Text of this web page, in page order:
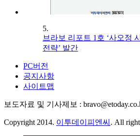
5.
브라보 리포트 1호 ‘사오정
전략’ 발간
PC버전
공지사항
사이트맵
보도자료 및 기사제보 :
Copyright 2014. 이투데이피엔씨 . All